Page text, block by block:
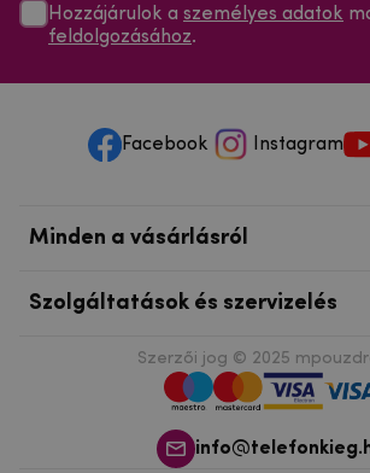
Hozzájárulok a személyes adatok
feldolgozásához.
Facebook Instagram
Minden a vásárlásról
Szolgáltatások és szervizelés
Szerzői jog © 2025